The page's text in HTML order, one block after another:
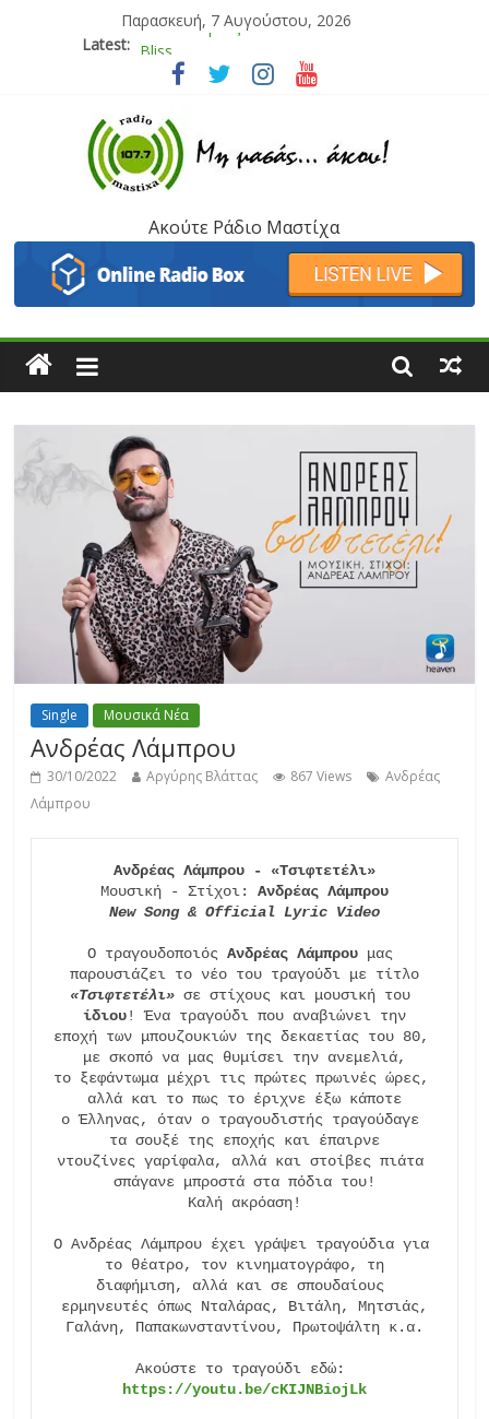
Παρασκευή, 7 Αυγούστου, 2026
Latest: Bliss
Μάνος Τρυπιάς & Γιώργος Στρατάκης
Ιορδάνης Αγαπητός
Μαριάννα Μασάδη
Τάνια Μπρεάζου
Ακούτε Ράδιο Μαστίχα
Single Μουσικά Νέα
Ανδρέας Λάμπρου
30/10/2022 Αργύρης Βλάττας 867 Views
Ανδρέας
Λάμπρου
Ανδρέας Λάμπρου - «Τσιφτετέλι»
Μουσική - Στίχοι: Ανδρέας Λάμπρου
New Song & Official Lyric Video
Ο τραγουδοποιός Ανδρέας Λάμπρου μας
παρουσιάζει το νέο του τραγούδι με τίτλο
«Τσιφτετέλι»
σε στίχους και μουσική του
ίδιου! Ένα τραγούδι που αναβιώνει την
εποχή των μπουζουκιών της δεκαετίας του 80,
με σκοπό να μας θυμίσει την ανεμελιά,
το ξεφάντωμα μέχρι τις πρώτες πρωινές ώρες,
αλλά και το πως το έριχνε έξω κάποτε
ο Έλληνας, όταν ο τραγουδιστής τραγούδαγε
τα σουξέ της εποχής και έπαιρνε
ντουζίνες γαρίφαλα, αλλά και στοίβες πιάτα
σπάγανε μπροστά στα πόδια του!
Καλή ακρόαση!
Ο Ανδρέας Λάμπρου έχει γράψει τραγούδια για
το θέατρο, τον κινηματογράφο, τη
διαφήμιση, αλλά και σε σπουδαίους
ερμηνευτές όπως Νταλάρας, Βιτάλη, Μητσιάς,
Γαλάνη, Παπακωνσταντίνου, Πρωτοψάλτη κ.α.
https://youtu.be/cKIJNBiojLk